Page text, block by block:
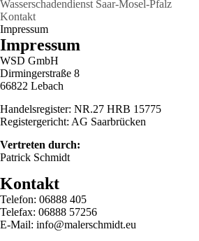
Wasserschadendienst Saar-Mosel-Pfalz
Kontakt
Impressum
Impressum
WSD GmbH
Dirmingerstraße 8
66822 Lebach
Handelsregister: NR.27 HRB 15775
Registergericht: AG Saarbrücken
Vertreten durch:
Patrick Schmidt
Kontakt
Telefon: 06888 405
Telefax: 06888 57256
E-Mail: info@malerschmidt.eu